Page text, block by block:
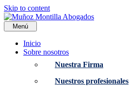
Skip to content
Menú
Inicio
Sobre nosotros
Nuestra Firma
Nuestros profesionales